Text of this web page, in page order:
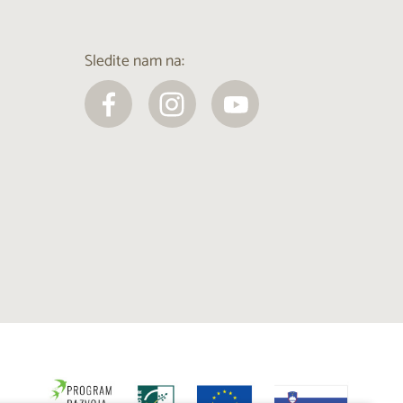
Sledite nam na: